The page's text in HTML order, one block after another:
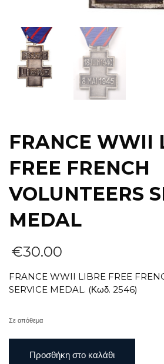
FRANCE WWII
FREE FRENCH
VOLUNTEERS
MEDAL
€30.00
FRANCE WWII LIBRE FREE
SERVICE MEDAL. (Κωδ. 2546)
Σε απόθεμα
WWIIΠροσθήκη στο καλάθι